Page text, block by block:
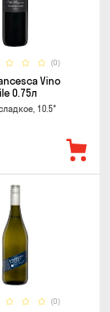
(0)
Vino
0.75л
10.5°
(0)